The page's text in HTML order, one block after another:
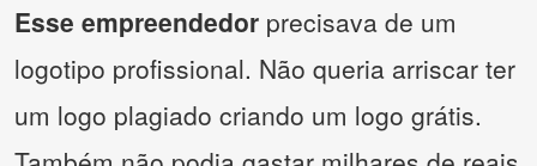
Esse empreendedor precisava de um
logotipo profissional. Não queria arriscar ter
um logo plagiado criando um logo grátis.